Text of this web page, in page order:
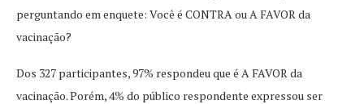
perguntando em enquete: Você é CONTRA ou A FAVOR da
vacinação?
Dos 327 participantes, 97% respondeu que é A FAVOR da
vacinação. Porém, 4% do público respondente expressou ser